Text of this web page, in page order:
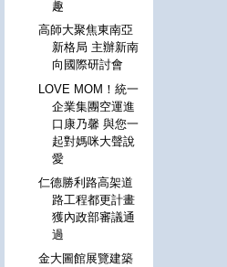
趣
高師大聚焦東南亞
新格局 主辦新南
向國際研討會
LOVE MOM！統一
企業集團空運進
口康乃馨 與您一
起對媽咪大聲說
愛
仁德勝利路高架道
路工程都更計畫
獲內政部審議通
過
金大圖館展覽建築